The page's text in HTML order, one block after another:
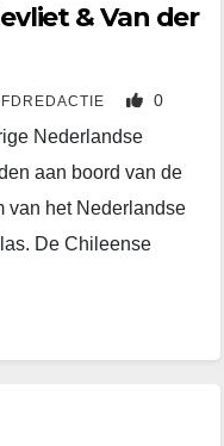
& Van der
0
Nederlandse
aan boord van de
van het Nederlandse
De Chileense